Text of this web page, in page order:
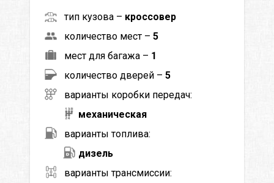
тип кузова – кроссовер
количество мест – 5
мест для багажа – 1
количество дверей – 5
варианты коробки передач:
механическая
варианты топлива:
дизель
варианты трансмиссии: